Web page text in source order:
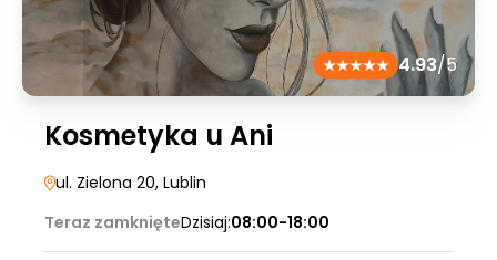
4.93/5
Kosmetyka u Ani
ul. Zielona 20, Lublin
Teraz zamknięteDzisiaj:08:00-18:00